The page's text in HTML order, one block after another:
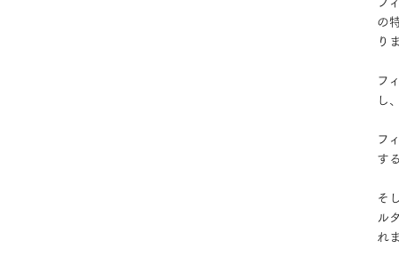
の
り
フ
し
フ
す
そ
ル
れ